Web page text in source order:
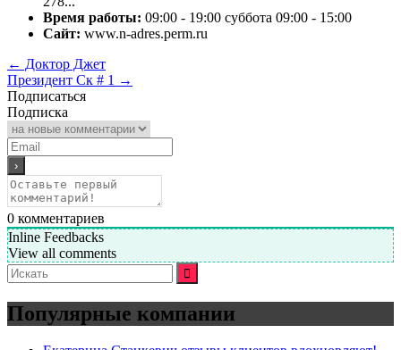
Время работы: 09:00 - 19:00 суббота 09:00 - 15:00
Сайт: www.n-adres.perm.ru
← Доктор Джет
Президент Ск # 1 →
Подписаться
Подписка
0 комментариев
Inline Feedbacks
View all comments
Искать:
Популярные компании